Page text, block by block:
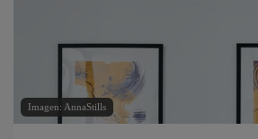
Imagen: AnnaStills